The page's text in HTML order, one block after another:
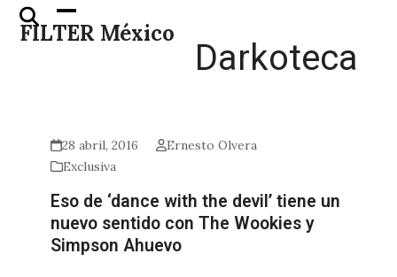
Skip
FILTER México
Open
mobile
Close
mobile
Darkoteca
28 abril, 2016
Ernesto Olvera
Exclusiva
Eso de ‘dance with the devil’ tiene un
nuevo sentido con The Wookies y
Simpson Ahuevo